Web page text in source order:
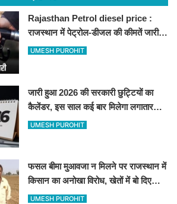
Rajasthan Petrol diesel price :
राजस्थान में पेट्रोल-डीजल की कीमतें जारी,
जानिए बीकानेर समेत पुरे प्रदेश में नए रेट
UMESH PUROHIT
जारी हुआ 2026 की सरकारी छुट्टियों का
कैलेंडर, इस साल कई बार मिलेगा लगातार
अवकाश, देखें
UMESH PUROHIT
फसल बीमा मुआवजा न मिलने पर राजस्थान में
किसान का अनोखा विरोध, खेतों में बो दिए
500-500 रुपए के नोट, वीडियो वायरल
UMESH PUROHIT